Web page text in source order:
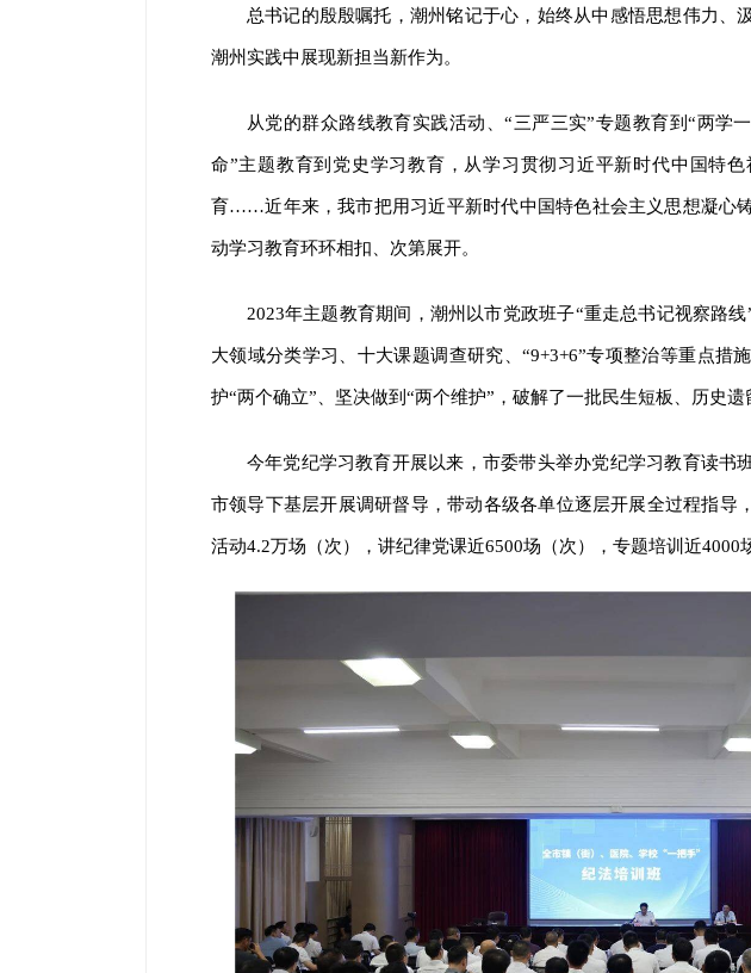
总书记的殷殷嘱托，潮州铭记于心，始终从中感悟思想伟力、
潮州实践中展现新担当新作为。
从党的群众路线教育实践活动、“三严三实”专题教育到“两学
命”主题教育到党史学习教育，从学习贯彻习近平新时代中国特
育……近年来，我市把用习近平新时代中国特色社会主义思想凝心
动学习教育环环相扣、次第展开。
2023年主题教育期间，潮州以市党政班子“重走总书记视察路
大领域分类学习、十大课题调查研究、“9+3+6”专项整治等重点措
护“两个确立”、坚决做到“两个维护”，破解了一批民生短板、历史遗
今年党纪学习教育开展以来，市委带头举办党纪学习教育读书
市领导下基层开展调研督导，带动各级各单位逐层开展全过程指导
活动4.2万场（次），讲纪律党课近6500场（次），专题培训近4000